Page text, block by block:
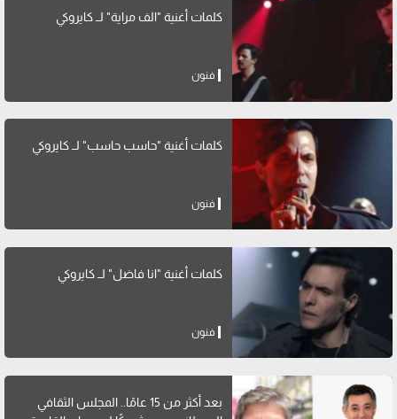
كلمات أغنية "الف مراية" لــ كايروكي
فنون
كلمات أغنية "حاسب حاسب" لــ كايروكي
فنون
كلمات أغنية "انا فاضل" لــ كايروكي
فنون
بعد أكثر من 15 عامًا.. المجلس الثقافي